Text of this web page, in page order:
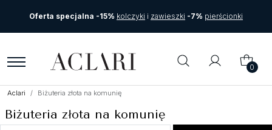
Oferta specjalna -15% kolczyki i zawieszki -7% pierścionki
0
Aclari Biżuteria złota na komunię
Biżuteria złota na komunię